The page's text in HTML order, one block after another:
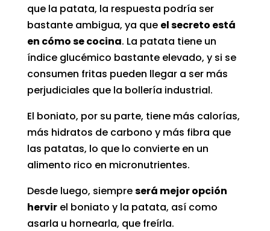
que la patata, la respuesta podría ser
bastante ambigua, ya que el secreto está
en cómo se cocina. La patata tiene un
índice glucémico bastante elevado, y si se
consumen fritas pueden llegar a ser más
perjudiciales que la bollería industrial.
El boniato, por su parte, tiene más calorías,
más hidratos de carbono y más fibra que
las patatas, lo que lo convierte en un
alimento rico en micronutrientes.
Desde luego, siempreserá mejor opción
hervirel boniato y la patata, así como
asarla u hornearla, que freírla.